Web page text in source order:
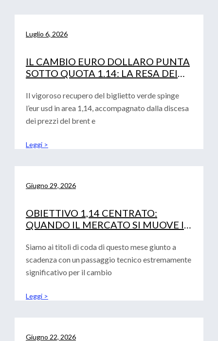
Luglio 6, 2026
IL CAMBIO EURO DOLLARO PUNTA
SOTTO QUOTA 1.14: LA RESA DEI
CURVA IRS
Il vigoroso recupero del biglietto verde spinge
l’eur usd in area 1,14, accompagnato dalla discesa
dei prezzi del brent e
Leggi >
Giugno 29, 2026
OBIETTIVO 1,14 CENTRATO:
QUANDO IL MERCATO SI MUOVE IN
Siamo ai titoli di coda di questo mese giunto a
scadenza con un passaggio tecnico estremamente
significativo per il cambio
Leggi >
Giugno 22, 2026